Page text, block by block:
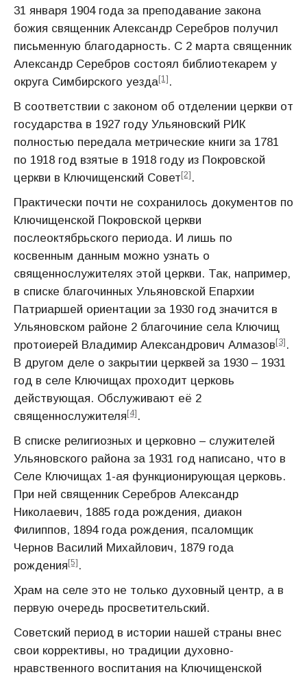
31 января 1904 года за преподавание закона
божия священник Александр Серебров получил
письменную благодарность. С 2 марта священник
Александр Серебров состоял библиотекарем у
округа Симбирского уезда[1] .
В соответствии с законом об отделении церкви от
государства в 1927 году Ульяновский РИК
полностью передала метрические книги за 1781
по 1918 год взятые в 1918 году из Покровской
церкви в Ключищенский Совет[2] .
Практически почти не сохранилось документов по
Ключищенской Покровской церкви
послеоктябрьского периода. И лишь по
косвенным данным можно узнать о
священнослужителях этой церкви. Так, например,
в списке благочинных Ульяновской Епархии
Патриаршей ориентации за 1930 год значится в
Ульяновском районе 2 благочиние села Ключищ
протоиерей Владимир Александрович Алмазов[3] .
В другом деле о закрытии церквей за 1930 – 1931
год в селе Ключищах проходит церковь
действующая. Обслуживают её 2
священнослужителя[4] .
В списке религиозных и церковно – служителей
Ульяновского района за 1931 год написано, что в
Селе Ключищах 1-ая функционирующая церковь.
При ней священник Серебров Александр
Николаевич, 1885 года рождения, диакон
Филиппов, 1894 года рождения, псаломщик
Чернов Василий Михайлович, 1879 года
рождения[5] .
Храм на селе это не только духовный центр, а в
первую очередь просветительский.
Советский период в истории нашей страны внес
свои коррективы, но традиции духовно-
нравственного воспитания на Ключищенской